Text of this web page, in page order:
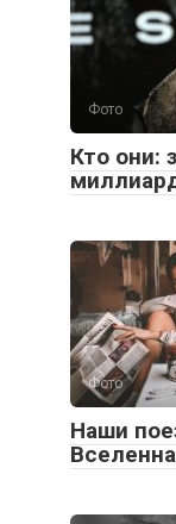
Фото
Кто они:
Фото
Наши